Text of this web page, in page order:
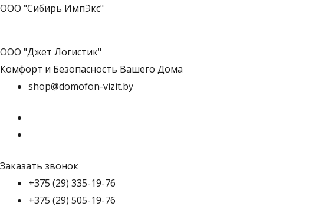
ООО "Сибирь ИмпЭкс"
ООО "Джет Логистик"
Комфорт и Безопасность Вашего Дома
shop@domofon-vizit.by
Заказать звонок
+375 (29) 335-19-76
+375 (29) 505-19-76